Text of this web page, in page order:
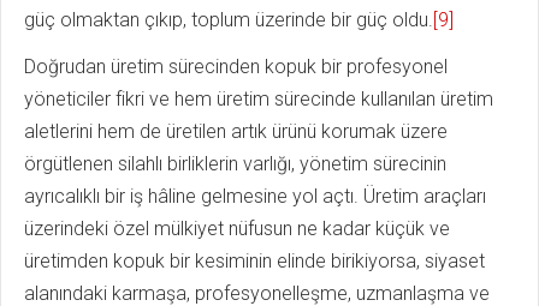
güç olmaktan çıkıp, toplum üzerinde bir güç oldu.[9]
Doğrudan üretim sürecinden kopuk bir profesyonel
yöneticiler fikri ve hem üretim sürecinde kullanılan üretim
aletlerini hem de üretilen artık ürünü korumak üzere
örgütlenen silahlı birliklerin varlığı, yönetim sürecinin
ayrıcalıklı bir iş hâline gelmesine yol açtı. Üretim araçları
üzerindeki özel mülkiyet nüfusun ne kadar küçük ve
üretimden kopuk bir kesiminin elinde birikiyorsa, siyaset
alanındaki karmaşa, profesyonelleşme, uzmanlaşma ve